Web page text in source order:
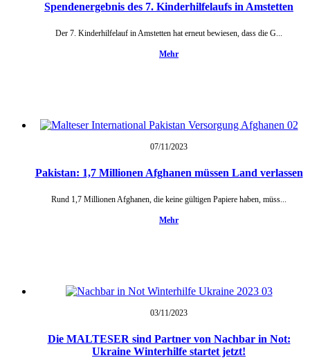
Spendenergebnis des 7. Kinderhilfelaufs in Amstetten
Der 7. Kinderhilfelauf in Amstetten hat erneut bewiesen, dass die G...
Mehr
07/11/2023
Pakistan: 1,7 Millionen Afghanen müssen Land verlassen
Rund 1,7 Millionen Afghanen, die keine gültigen Papiere haben, müss...
Mehr
03/11/2023
Die MALTESER sind Partner von Nachbar in Not:
Ukraine Winterhilfe startet jetzt!